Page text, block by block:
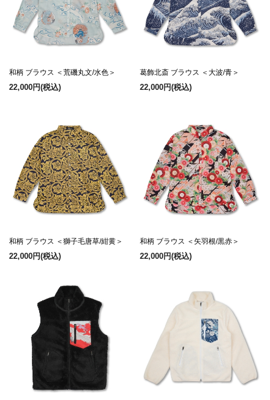
和柄 ブラウス ＜荒磯丸文/水色＞
22,000円(税込)
葛飾北斎 ブラウス ＜大波/青＞
22,000円(税込)
和柄 ブラウス ＜獅子毛唐草/紺黄＞
22,000円(税込)
和柄 ブラウス ＜矢羽根/黒赤＞
22,000円(税込)